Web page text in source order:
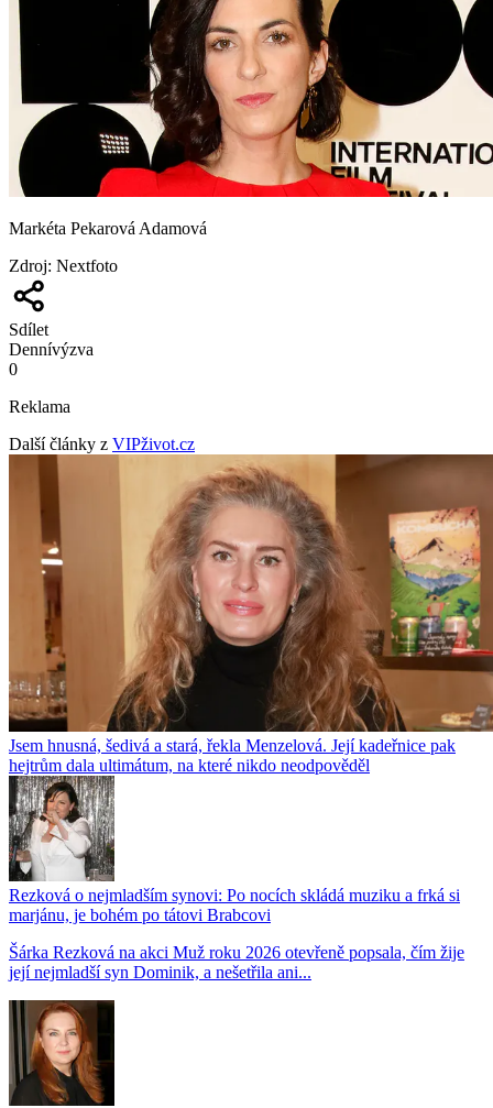
Markéta Pekarová Adamová
Zdroj: Nextfoto
Sdílet
Dennívýzva
0
Reklama
Další články z VIPživot.cz
Jsem hnusná, šedivá a stará, řekla Menzelová. Její kadeřnice pak
hejtrům dala ultimátum, na které nikdo neodpověděl
Rezková o nejmladším synovi: Po nocích skládá muziku a frká si
marjánu, je bohém po tátovi Brabcovi
Šárka Rezková na akci Muž roku 2026 otevřeně popsala, čím žije
její nejmladší syn Dominik, a nešetřila ani...